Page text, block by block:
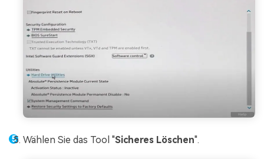
Wählen Sie das Tool "Sicheres Löschen".